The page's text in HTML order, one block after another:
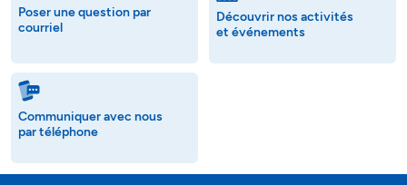
Poser une question par
courriel
Découvrir nos activités
et événements
Communiquer avec nous
par téléphone